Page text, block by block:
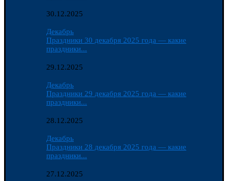
30.12.2025
Декабрь
Праздники 30 декабря 2025 года — какие
праздники...
29.12.2025
Декабрь
Праздники 29 декабря 2025 года — какие
праздники...
28.12.2025
Декабрь
Праздники 28 декабря 2025 года — какие
праздники...
27.12.2025